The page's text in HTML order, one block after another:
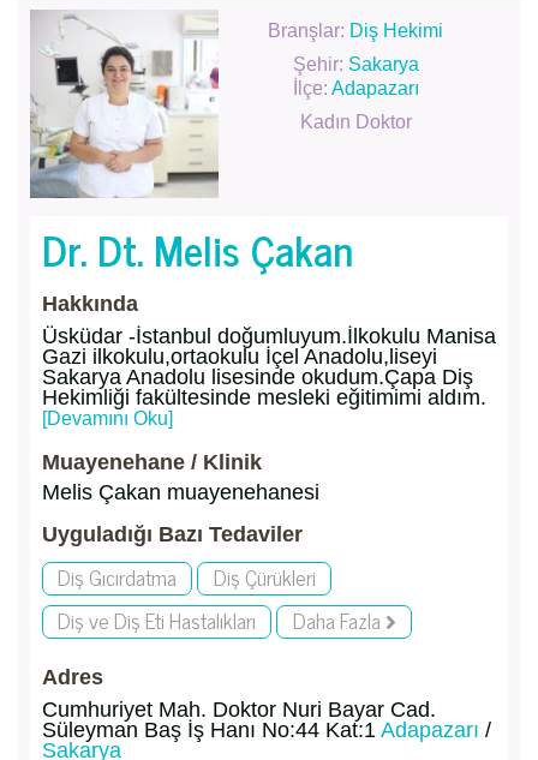
Branşlar: Diş Hekimi
Şehir: Sakarya
İlçe: Adapazarı
Kadın Doktor
Dr. Dt. Melis Çakan
Hakkında
Üsküdar -İstanbul doğumluyum.İlkokulu Manisa
Gazi ilkokulu,ortaokulu İçel Anadolu,liseyi
Sakarya Anadolu lisesinde okudum.Çapa Diş
Hekimliği fakültesinde mesleki eğitimimi aldım.
[Devamını Oku]
Muayenehane / Klinik
Melis Çakan muayenehanesi
Uyguladığı Bazı Tedaviler
Diş Gıcırdatma
Diş Çürükleri
Diş ve Diş Eti Hastalıkları
Daha Fazla
Adres
Cumhuriyet Mah. Doktor Nuri Bayar Cad.
Süleyman Baş İş Hanı No:44 Kat:1 Adapazarı /
Sakarya